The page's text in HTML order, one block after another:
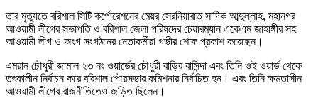
তার মৃত্যুতে বরিশাল সিটি কর্পোরেশনের মেয়র সেরনিয়াবাত সাদিক আব্দুল্লাহ, মহানগর
আওয়ামী লীগের সভাপতি ও বরিশাল জেলা পরিষদের চেয়ারম্যান একেএম জাহাঙ্গীর সহ
আওয়ামী লীগ ও অংগ সংগঠনের নেতাকর্মীরা গভীর শোক প্রকাশ করেছেন।
এমরান চৌধুরী জামাল ২৩ নং ওয়ার্ডের চৌধুরী বাড়ির বাসিন্দা এবং তিনি ওই ওয়ার্ড থেকে
তৎকালীন নির্বাচন করে বরিশাল পৌরসভার কমিশনার নির্বাচিত হন। এবং তিনি ক্ষমতাসীন
আওয়ামী লীগের রাজনীতিতেও জড়িত ছিলেন।